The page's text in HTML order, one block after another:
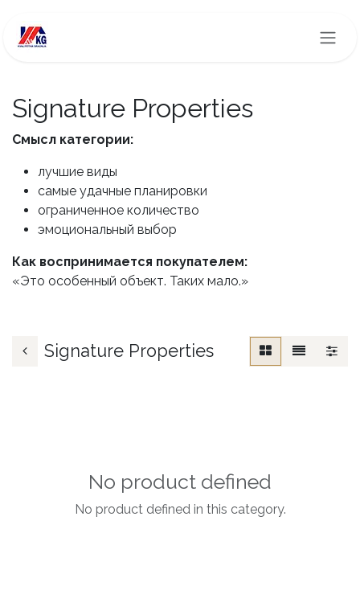
Signature Properties
Смысл категории:
лучшие виды
самые удачные планировки
ограниченное количество
эмоциональный выбор
Как воспринимается покупателем:
«Это особенный объект. Таких мало.»
Signature Properties
No product defined
No product defined in this category.